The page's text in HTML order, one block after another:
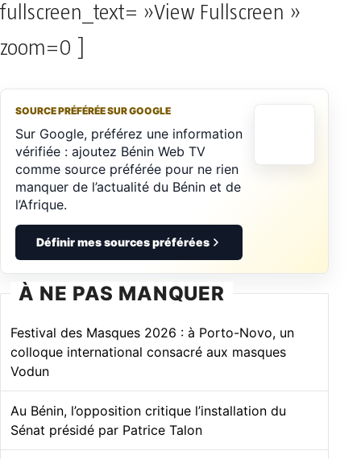
fullscreen_text= »View Fullscreen »
zoom=0 ]
SOURCE PRÉFÉRÉE SUR GOOGLE
Sur Google, préférez une information
vérifiée : ajoutez Bénin Web TV
comme source préférée pour ne rien
manquer de l’actualité du Bénin et de
l’Afrique.
Définir mes sources préférées
À NE PAS MANQUER
Festival des Masques 2026 : à Porto-Novo, un
colloque international consacré aux masques
Vodun
Au Bénin, l’opposition critique l’installation du
Sénat présidé par Patrice Talon